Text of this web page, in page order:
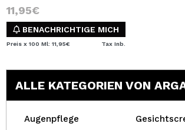
11,95€
BENACHRICHTIGE MICH
Preis x 100 Ml: 11,95€ Tax Inb.
ALLE KATEGORIEN VON
Augenpflege